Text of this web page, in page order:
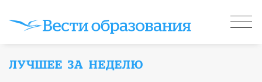
ЛУЧШЕЕ ЗА НЕДЕЛЮ